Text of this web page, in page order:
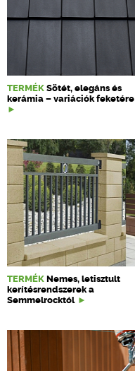
TERMÉK Sötét, elegáns és
kerámia – variációk feketére
TERMÉK Nemes, letisztult
kerítésrendszerek a
Semmelrocktól